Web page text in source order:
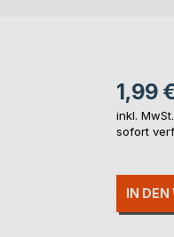
1,99
inkl. MwSt.
sofort
IN DEN